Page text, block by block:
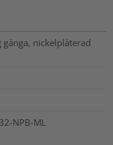
gänga, nickelpläterad
NPB-ML